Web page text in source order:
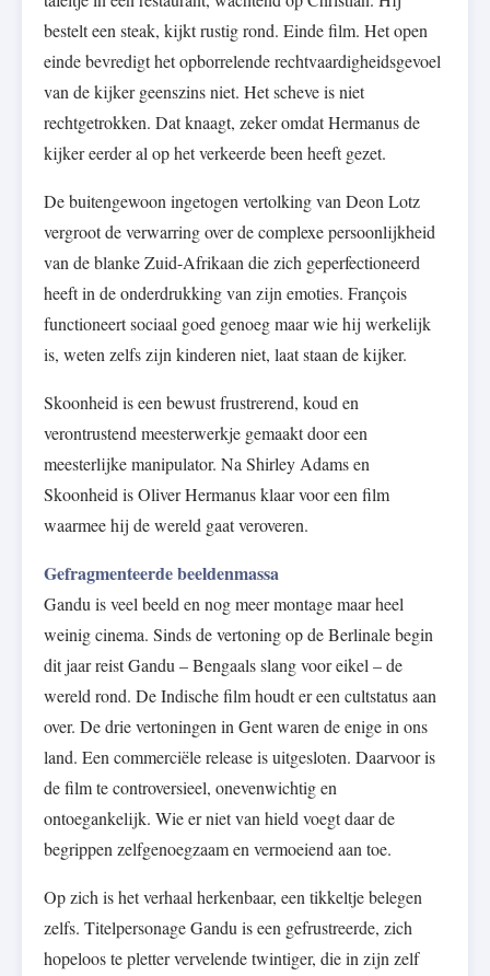
bestelt een steak, kijkt rustig rond. Einde film. Het open
einde bevredigt het opborrelende rechtvaardigheidsgevoel
van de kijker geenszins niet. Het scheve is niet
rechtgetrokken. Dat knaagt, zeker omdat Hermanus de
kijker eerder al op het verkeerde been heeft gezet.
De buitengewoon ingetogen vertolking van Deon Lotz
vergroot de verwarring over de complexe persoonlijkheid
van de blanke Zuid-Afrikaan die zich geperfectioneerd
heeft in de onderdrukking van zijn emoties. François
functioneert sociaal goed genoeg maar wie hij werkelijk
is, weten zelfs zijn kinderen niet, laat staan de kijker.
Skoonheid is een bewust frustrerend, koud en
verontrustend meesterwerkje gemaakt door een
meesterlijke manipulator. Na Shirley Adams en
Skoonheid is Oliver Hermanus klaar voor een film
waarmee hij de wereld gaat veroveren.
Gefragmenteerde beeldenmassa
Gandu is veel beeld en nog meer montage maar heel
weinig cinema. Sinds de vertoning op de Berlinale begin
dit jaar reist Gandu – Bengaals slang voor eikel – de
wereld rond. De Indische film houdt er een cultstatus aan
over. De drie vertoningen in Gent waren de enige in ons
land. Een commerciële release is uitgesloten. Daarvoor is
de film te controversieel, onevenwichtig en
ontoegankelijk. Wie er niet van hield voegt daar de
begrippen zelfgenoegzaam en vermoeiend aan toe.
Op zich is het verhaal herkenbaar, een tikkeltje belegen
zelfs. Titelpersonage Gandu is een gefrustreerde, zich
hopeloos te pletter vervelende twintiger, die in zijn zelf